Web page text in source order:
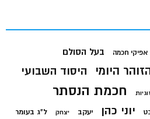
אפיקי חכמה בעל הסולם
היומי היסוד השבועי
חכמת הנסתר
יוני כהן יעקב יצחק ל"ג בעומר